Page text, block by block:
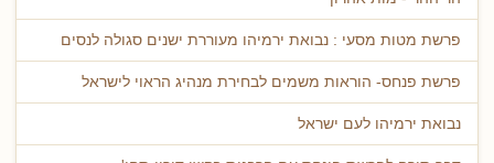
פרשת מטות מסעי : נבואת ירמיהו מעוררת ישנים סגולה לנסים
פרשת פנחס- הוראות משמים לבחירת מנהיג הראוי לישראל
נבואת ירמיהו לעם ישראל